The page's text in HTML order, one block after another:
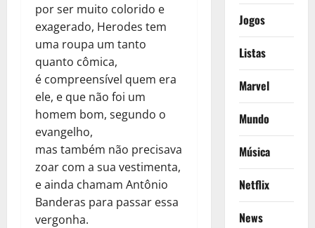
por ser muito colorido e
exagerado, Herodes tem
uma roupa um tanto
quanto cômica,
é compreensível quem era
ele, e que não foi um
homem bom, segundo o
evangelho,
mas também não precisava
zoar com a sua vestimenta,
e ainda chamam Antônio
Banderas para passar essa
vergonha.
Jogos
Listas
Marvel
Mundo
Música
Netflix
News